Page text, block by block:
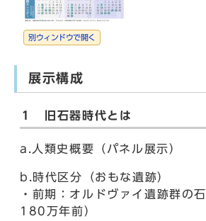
別ウィンドウで開く
展示構成
１ 旧石器時代とは
a.人類史概要（パネル展示）
b.時代区分（おもな遺跡）
・前期：オルドヴァイ遺跡群の
180万年前）